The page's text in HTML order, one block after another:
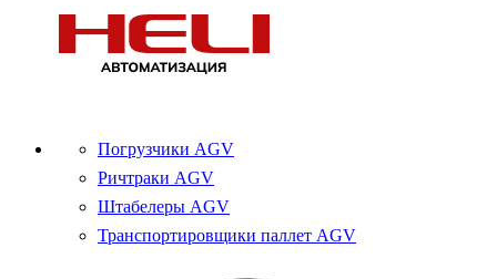
Погрузчики AGV
Ричтраки AGV
Штабелеры AGV
Транспортировщики паллет AGV